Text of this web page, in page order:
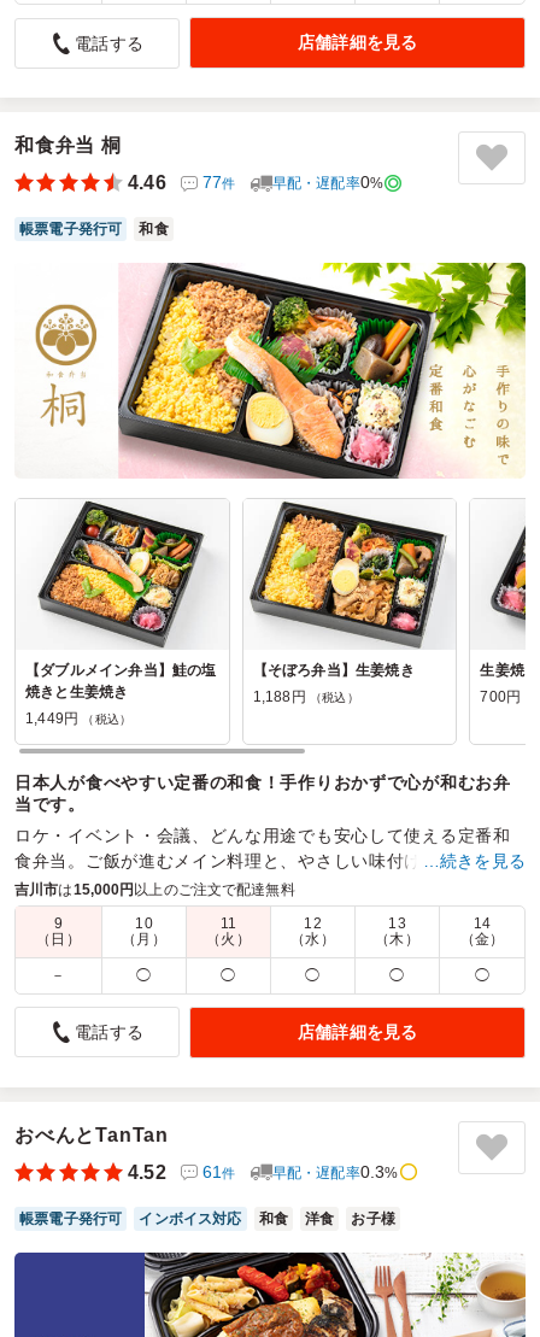
中華料理はメニューが多彩で助かります
4.5
しく、酢豚はほどよい酸味とコクがあり、ご飯が進む味わい
でした。副菜も丁寧に作られていて全体のバランスが良く、
最後まで飽きずに楽しめます。さらに配達も指定時間どおり
でスムーズに受け取れたため、味だけでなくサービス面でも
イベント運営›説明会
参加者の年齢：
不明男女比：男女混合
埼玉県さいたま市岩槻区太田2026/03/10
パンダ飯店の口コミをもっと見る
電話する 店舗詳細を見る
和食弁当 桐
4.46
77件 早配・遅配率0%
帳票電子発行可 和食
【ダブルメイン弁当】鮭の塩
焼きと生姜焼き
1,449円
（税込）
【そぼろ弁当】生姜焼き
1,188円
（税込）
生姜焼き
700円
日本人が食べやすい定番の和食！手作りおかずで心が和むお弁
当です。
ロケ・イベント・会議、どんな用途でも安心して使える定番和
食弁当。ご飯が進むメイン料理と、やさしい味付けの副菜が箱
いっぱいに詰められた、心が和むお弁当です。
商品数： 締切日時： 1日前12:00 価格帯：
700円～1,480円
配達時間：
7:30～22:00
彩りがとても綺麗で食欲がそそられるお弁当でした
5.0
いるようです。
子供の頃に食べたそぼろご飯を思い出しながら行楽気分で食
べられるお弁当でした。
コスパ良く、本当にいつもお昼の時間が楽しみなお弁当で満
ご利用シーン：会議・セミナー›会議
50代～60代男女比：男性多め
2026/02/25
…続きを見る
吉川市は15,000円以上のご注文で配達無料
9
（日）
10
（月）
11
（火）
12
（水）
13
（木）
14
（金）
－ ◯ ◯ ◯ ◯ ◯
電話する 店舗詳細を見る
おべんとTanTan
4.52
61件 早配・遅配率0.3%
帳票電子発行可 インボイス対応 和食 洋食 お子様